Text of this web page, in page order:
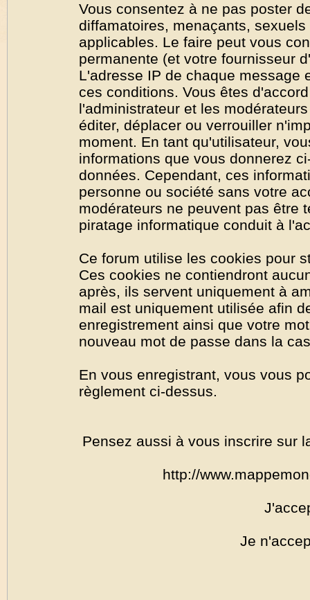
Vous consentez à ne pas poster
diffamatoires, menaçants,
applicables. Le faire peut vous
permanente (et votre fournisseur
L'adresse IP de chaque message
ces conditions. Vous êtes
l'administrateur et les
éditer, déplacer ou verrouiller
moment. En tant qu'utilisateur,
informations que vous donnerez
données. Cependant, ces
personne ou société sans votre
modérateurs ne peuvent pas être
piratage informatique conduit à
Ce forum utilise les cookies pour
Ces cookies ne contiendront
après, ils servent uniquement à
mail est uniquement utilisée afin
enregistrement ainsi que votre
nouveau mot de passe dans la
En vous enregistrant, vous vous
règlement ci-dessus.
Pensez aussi à vous inscrire sur
http://
Je